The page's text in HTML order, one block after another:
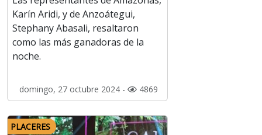
Karín Aridi, y de Anzoátegui,
Stephany Abasali, resaltaron
como las más ganadoras de la
noche.
domingo, 27 octubre 2024 - 4869
PLACERES